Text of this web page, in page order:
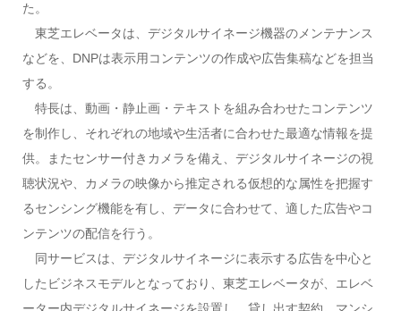
た。
東芝エレベータは、デジタルサイネージ機器のメンテナンス
などを、DNPは表示用コンテンツの作成や広告集稿などを担当
する。
特長は、動画・静止画・テキストを組み合わせたコンテンツ
を制作し、それぞれの地域や生活者に合わせた最適な情報を提
供。またセンサー付きカメラを備え、デジタルサイネージの視
聴状況や、カメラの映像から推定される仮想的な属性を把握す
るセンシング機能を有し、データに合わせて、適した広告やコ
ンテンツの配信を行う。
同サービスは、デジタルサイネージに表示する広告を中心と
したビジネスモデルとなっており、東芝エレベータが、エレベ